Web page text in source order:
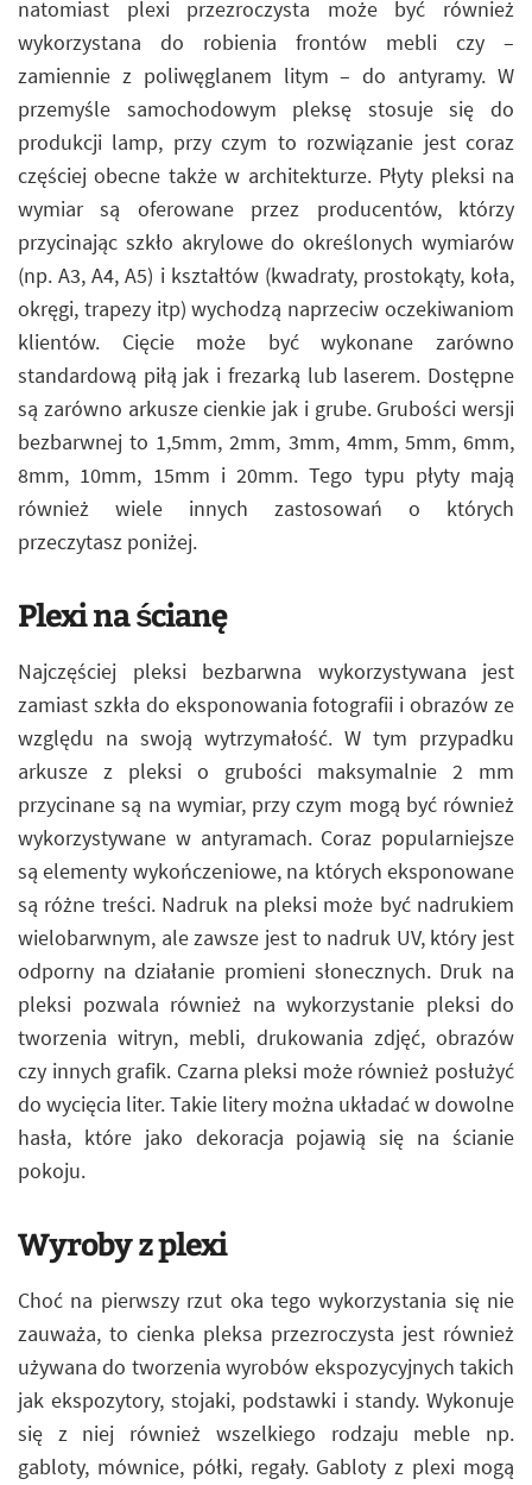
natomiast plexi przezroczysta może być również
wykorzystana do robienia frontów mebli czy –
zamiennie z poliwęglanem litym – do antyramy. W
przemyśle samochodowym pleksę stosuje się do
produkcji lamp, przy czym to rozwiązanie jest coraz
częściej obecne także w architekturze. Płyty pleksi na
wymiar są oferowane przez producentów, którzy
przycinając szkło akrylowe do określonych wymiarów
(np. A3, A4, A5) i kształtów (kwadraty, prostokąty, koła,
okręgi, trapezy itp) wychodzą naprzeciw oczekiwaniom
klientów. Cięcie może być wykonane zarówno
standardową piłą jak i frezarką lub laserem. Dostępne
są zarówno arkusze cienkie jak i grube. Grubości wersji
bezbarwnej to 1,5mm, 2mm, 3mm, 4mm, 5mm, 6mm,
8mm, 10mm, 15mm i 20mm. Tego typu płyty mają
również wiele innych zastosowań o których
przeczytasz poniżej.
Plexi na ścianę
Najczęściej pleksi bezbarwna wykorzystywana jest
zamiast szkła do eksponowania fotografii i obrazów ze
względu na swoją wytrzymałość. W tym przypadku
arkusze z pleksi o grubości maksymalnie 2 mm
przycinane są na wymiar, przy czym mogą być również
wykorzystywane w antyramach. Coraz popularniejsze
są elementy wykończeniowe, na których eksponowane
są różne treści. Nadruk na pleksi może być nadrukiem
wielobarwnym, ale zawsze jest to nadruk UV, który jest
odporny na działanie promieni słonecznych. Druk na
pleksi pozwala również na wykorzystanie pleksi do
tworzenia witryn, mebli, drukowania zdjęć, obrazów
czy innych grafik. Czarna pleksi może również posłużyć
do wycięcia liter. Takie litery można układać w dowolne
hasła, które jako dekoracja pojawią się na ścianie
pokoju.
Wyroby z plexi
Choć na pierwszy rzut oka tego wykorzystania się nie
zauważa, to cienka pleksa przezroczysta jest również
używana do tworzenia wyrobów ekspozycyjnych takich
jak ekspozytory, stojaki, podstawki i standy. Wykonuje
się z niej również wszelkiego rodzaju meble np.
gabloty, mównice, półki, regały. Gabloty z plexi mogą